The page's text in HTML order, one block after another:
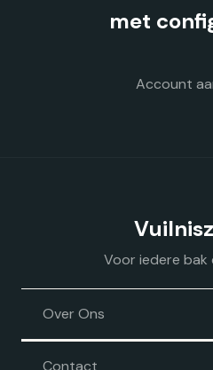
met
Account
Voor iedere bak
Over Ons
Contact